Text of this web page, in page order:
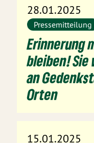
28.01.2025
Pressemitteilung
Erinnerung
bleiben!
an
Orten
15.01.2025